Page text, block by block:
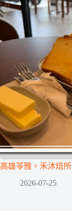
高雄苓雅。禾沐焙所
2026-07-25